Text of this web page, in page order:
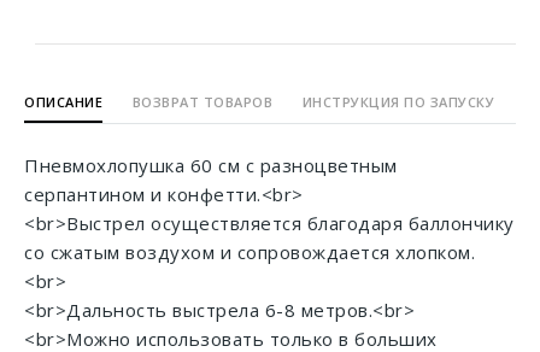
ОПИСАНИЕ ВОЗВРАТ ТОВАРОВ ИНСТРУКЦИЯ ПО ЗАПУСКУ
Пневмохлопушка 60 см c разноцветным
серпантином и конфетти.<br>
<br>Выстрел осуществляется благодаря баллончику
со сжатым воздухом и сопровождается хлопком.
<br>
<br>Дальность выстрела 6-8 метров.<br>
<br>Можно использовать только в больших